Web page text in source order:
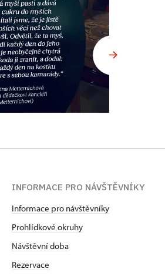
INFORMACE PRO NÁVŠTĚVNÍKY
Informace pro návštěvníky
Prohlídkové okruhy
Návštěvní doba
Rezervace